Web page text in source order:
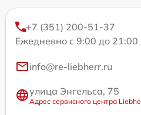
+7 (351) 200-51-37
Ежедневно с 9:00 до 21:00
info@re-liebherr.ru
улица Энгельса, 75
Адрес сервисного центра